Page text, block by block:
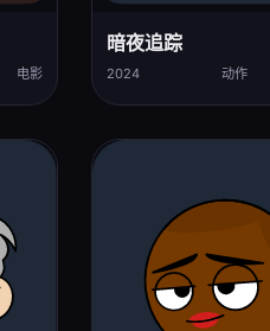
电影
暗夜追踪
2024 动作